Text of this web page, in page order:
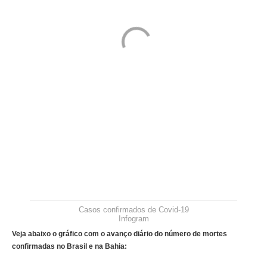
Casos confirmados de Covid-19
Infogram
Veja abaixo o gráfico com o avanço diário do número de mortes
confirmadas no Brasil e na Bahia: